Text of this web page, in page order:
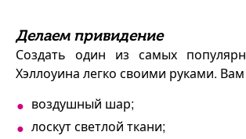
Делаем привидение
Создать один из самых
Хэллоуина легко своими руками.
воздушный шар;
лоскут светлой ткани;